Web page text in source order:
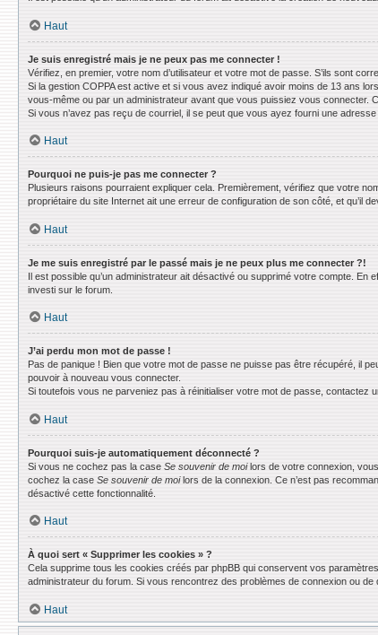
Haut
Je suis enregistré mais je ne peux pas me connecter !
Vérifiez, en premier, votre nom d’utilisateur et votre mot de passe. S’ils sont
Si la gestion COPPA est active et si vous avez indiqué avoir moins de 13 ans
vous-même ou par un administrateur avant que vous puissiez vous connecter.
Si vous n’avez pas reçu de courriel, il se peut que vous ayez fourni une
Haut
Pourquoi ne puis-je pas me connecter ?
Plusieurs raisons pourraient expliquer cela. Premièrement, vérifiez que votre
propriétaire du site Internet ait une erreur de configuration de son côté, et qu’il
Haut
Je me suis enregistré par le passé mais je ne peux plus me connecter ?!
Il est possible qu’un administrateur ait désactivé ou supprimé votre compte.
investi sur le forum.
Haut
J’ai perdu mon mot de passe !
Pas de panique ! Bien que votre mot de passe ne puisse pas être récupéré, il
pouvoir à nouveau vous connecter.
Si toutefois vous ne parveniez pas à réinitialiser votre mot de passe, contactez
Haut
Pourquoi suis-je automatiquement déconnecté ?
Si vous ne cochez pas la case Se souvenir de moilors de votre connexion, vous
cochez la case Se souvenir de moilors de la connexion. Ce n’est pas
désactivé cette fonctionnalité.
Haut
À quoi sert « Supprimer les cookies » ?
Cela supprime tous les cookies créés par phpBB qui conservent vos
administrateur du forum. Si vous rencontrez des problèmes de connexion ou
Haut